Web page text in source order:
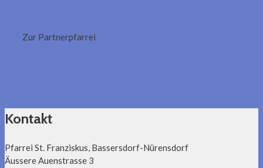
Zur Partnerpfarrei
Kontakt
Pfarrei St. Franziskus, Bassersdorf-Nürensdorf
Äussere Auenstrasse 3